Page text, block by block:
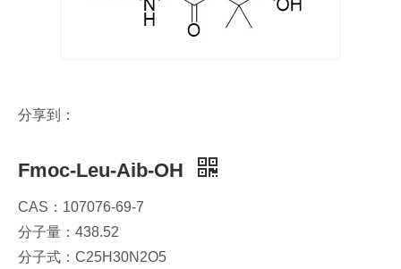
分享到：
Fmoc-Leu-Aib-OH
CAS：107076-69-7
分子量：438.52
分子式：C25H30N2O5